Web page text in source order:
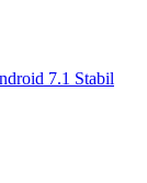
7.1 Stabil